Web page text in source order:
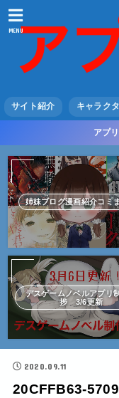
MENU
サイト紹介 キャラク
アプ
姉妹ブログ漫画紹介コミ
デスゲームノベルアプリ
捗 3/6更新
2020.09.11
20CFFB63-